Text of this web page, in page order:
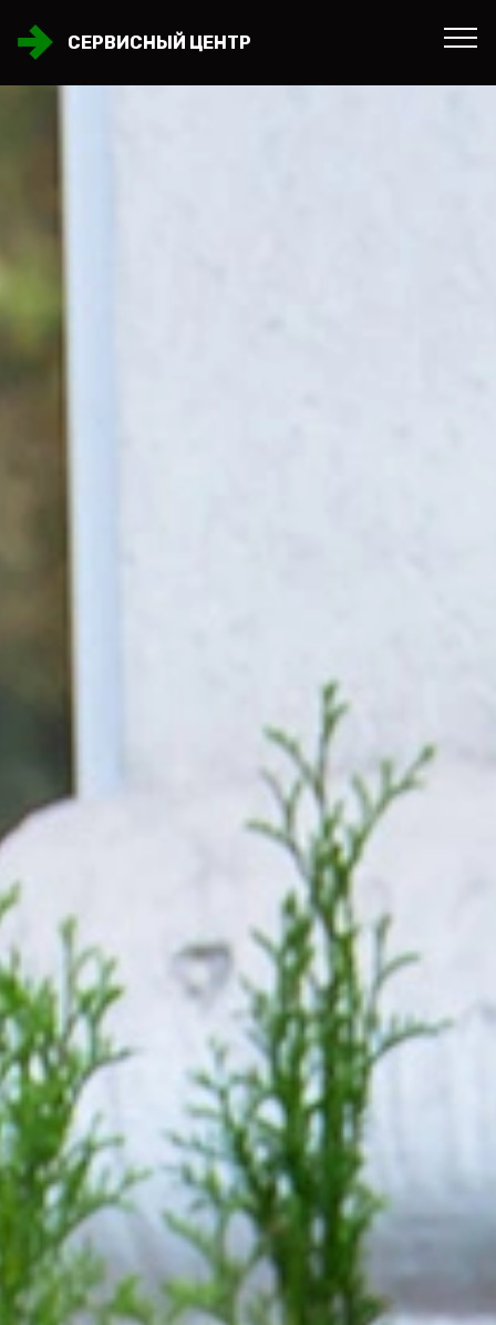
СЕРВИСНЫЙ ЦЕНТР